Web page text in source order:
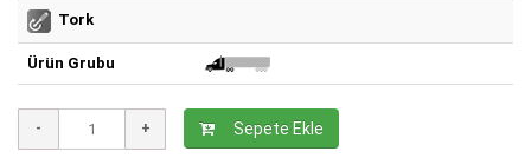
Tork
Ürün Grubu
Sepete Ekle